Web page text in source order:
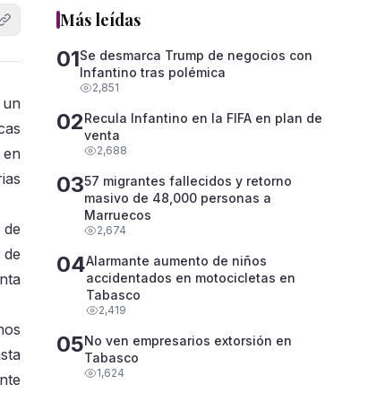
Más leídas
01Se desmarca Trump de negocios con
Infantino tras polémica
2,851
02Recula Infantino en la FIFA en plan de
venta
2,688
0357 migrantes fallecidos y retorno
masivo de 48,000 personas a
Marruecos
2,674
04Alarmante aumento de niños
accidentados en motocicletas en
Tabasco
2,419
05No ven empresarios extorsión en
Tabasco
1,624